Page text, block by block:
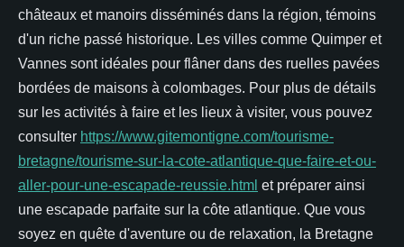
châteaux et manoirs disséminés dans la région, témoins
d'un riche passé historique. Les villes comme Quimper et
Vannes sont idéales pour flâner dans des ruelles pavées
bordées de maisons à colombages. Pour plus de détails
sur les activités à faire et les lieux à visiter, vous pouvez
consulter https://www.gitemontigne.com/tourisme-
bretagne/tourisme-sur-la-cote-atlantique-que-faire-et-ou-
aller-pour-une-escapade-reussie.html et préparer ainsi
une escapade parfaite sur la côte atlantique. Que vous
soyez en quête d'aventure ou de relaxation, la Bretagne